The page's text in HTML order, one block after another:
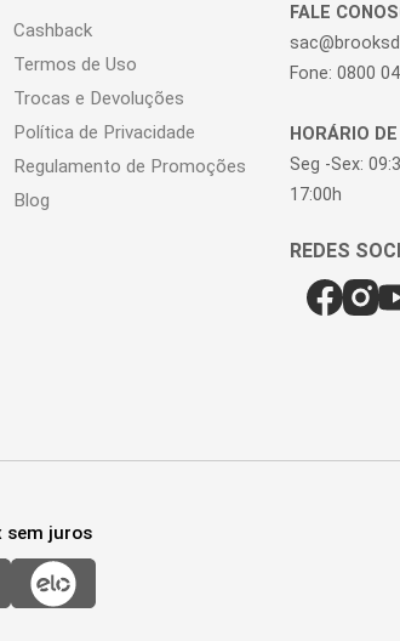
Cashback
Termos de Uso
Trocas e Devoluções
Política de Privacidade
Regulamento de Promoções
Blog
FALE
Fone: 0800
HORÁRIO
Seg -Sex:
17:00h
sem juros